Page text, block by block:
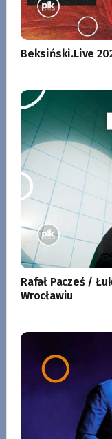
Beksiński.Live
Rafał Pacześ /
Wrocławiu